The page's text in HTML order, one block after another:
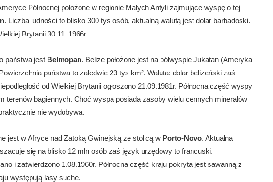
Północnej położone w regionie Małych Antyli zajmujące wyspę o tej
. Liczba ludności to blisko 300 tys osób, aktualną walutą jest dolar barbadoski.
Brytanii 30.11. 1966r.
państwa jest Belmopan. Belize położone jest na półwyspie Jukatan (Ameryka
państwa to zaledwie 23 tys km². Waluta: dolar belizeński zaś
od Wielkiej Brytanii ogłoszono 21.09.1981r. Północna część wyspy
terenów bagiennych. Choć wyspa posiada zasoby wielu cennych minerałów
nie wydobywa.
jest w Afryce nad Zatoką Gwinejską ze stolicą w Porto-Novo. Aktualna
się na blisko 12 mln osób zaś język urzędowy to francuski.
i zatwierdzono 1.08.1960r. Północna część kraju pokryta jest sawanną z
występują lasy suche.